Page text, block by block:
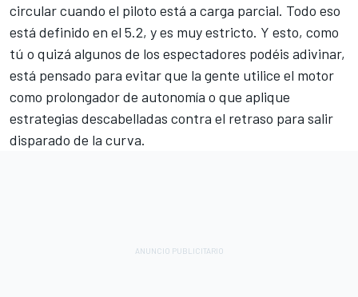
circular cuando el piloto está a carga parcial. Todo eso
está definido en el 5.2, y es muy estricto. Y esto, como
tú o quizá algunos de los espectadores podéis adivinar,
está pensado para evitar que la gente utilice el motor
como prolongador de autonomía o que aplique
estrategias descabelladas contra el retraso para salir
disparado de la curva.